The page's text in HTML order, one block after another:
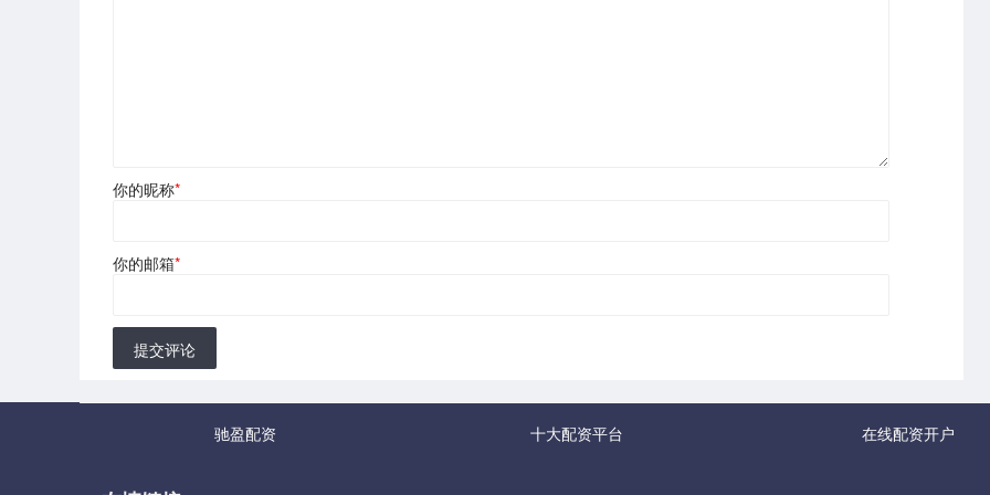
你的昵称*
你的邮箱*
提交评论
驰盈配资 十大配资平台 在线配资开户